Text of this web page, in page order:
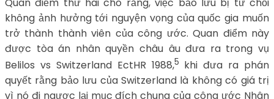
không ảnh hưởng tới nguyện vọng của quốc gia muốn
trở thành thành viên của công ước. Quan điểm này
được tòa án nhân quyền châu âu đưa ra trong vụ
Belilos vs Switzerland EctHR 1988,5 khi đưa ra phán
quyết rằng bảo lưu của Switzerland là không có giá trị
vì nó đi ngược lại mục đích chung của công ước Nhân